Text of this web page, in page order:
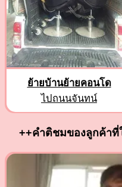
ย้ายบ้านย้ายคอนโด
ไปถนนจันทน์
++คำติชมของลูกค้าที่